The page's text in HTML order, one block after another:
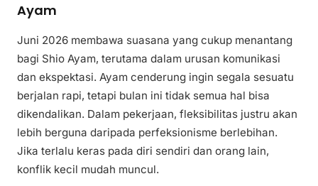
Ayam
Juni 2026 membawa suasana yang cukup menantang
bagi Shio Ayam, terutama dalam urusan komunikasi
dan ekspektasi. Ayam cenderung ingin segala sesuatu
berjalan rapi, tetapi bulan ini tidak semua hal bisa
dikendalikan. Dalam pekerjaan, fleksibilitas justru akan
lebih berguna daripada perfeksionisme berlebihan.
Jika terlalu keras pada diri sendiri dan orang lain,
konflik kecil mudah muncul.